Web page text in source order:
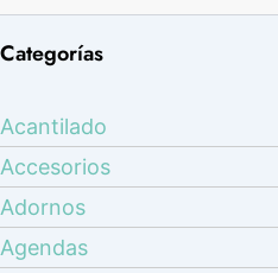
Categorías
Acantilado
Accesorios
Adornos
Agendas